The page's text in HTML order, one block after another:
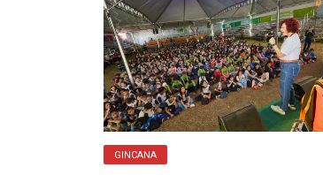
GINCANA